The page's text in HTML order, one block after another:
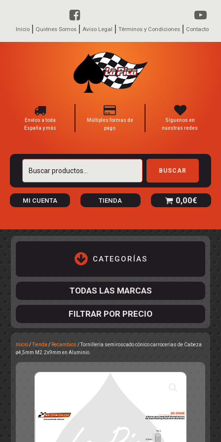
Inicio Quiénes Somos Aviso Legal Términos y Condiciones Contacto
Envíos a toda
España y más
Múltiples formas de
pago
Síguenos en
nuestras redes
Buscar
BUSCAR
MI CUENTA TIENDA 0,00€
CATEGORÍAS
TODAS LAS MARCAS
FILTRAR POR PRECIO
Inicio/Tienda / Recambios / Tornillería semiroscado cónico carrocerias de Cabeza
ø4,5mm M2.2x9mm en Aluminio.